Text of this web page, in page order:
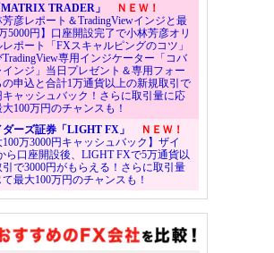
TRADER」
ＮＥＷ！
芳彦レポート＆TradingViewインジと最
5000円】口座開設完了で小林芳彦オリ
レポート「FXスキャルピングのコツ」
TradingView専用インジケーター「コバ
インジ」当日プレゼント＆専用フォー
の申込と合計1万通貨以上の新規取引で
キャッシュバック！さらに取引量に応
大100万円のチャンスも！
ダーズ証券「LIGHT FX」
ＮＥＷ！
100万3000円キャッシュバック】ザイ
ら口座開設後、LIGHT FXで5万通貨以
で3000円がもらえる！さらに取引量
最大100万円のチャンスも！